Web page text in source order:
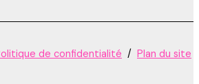
de confidentialité / Plan du site